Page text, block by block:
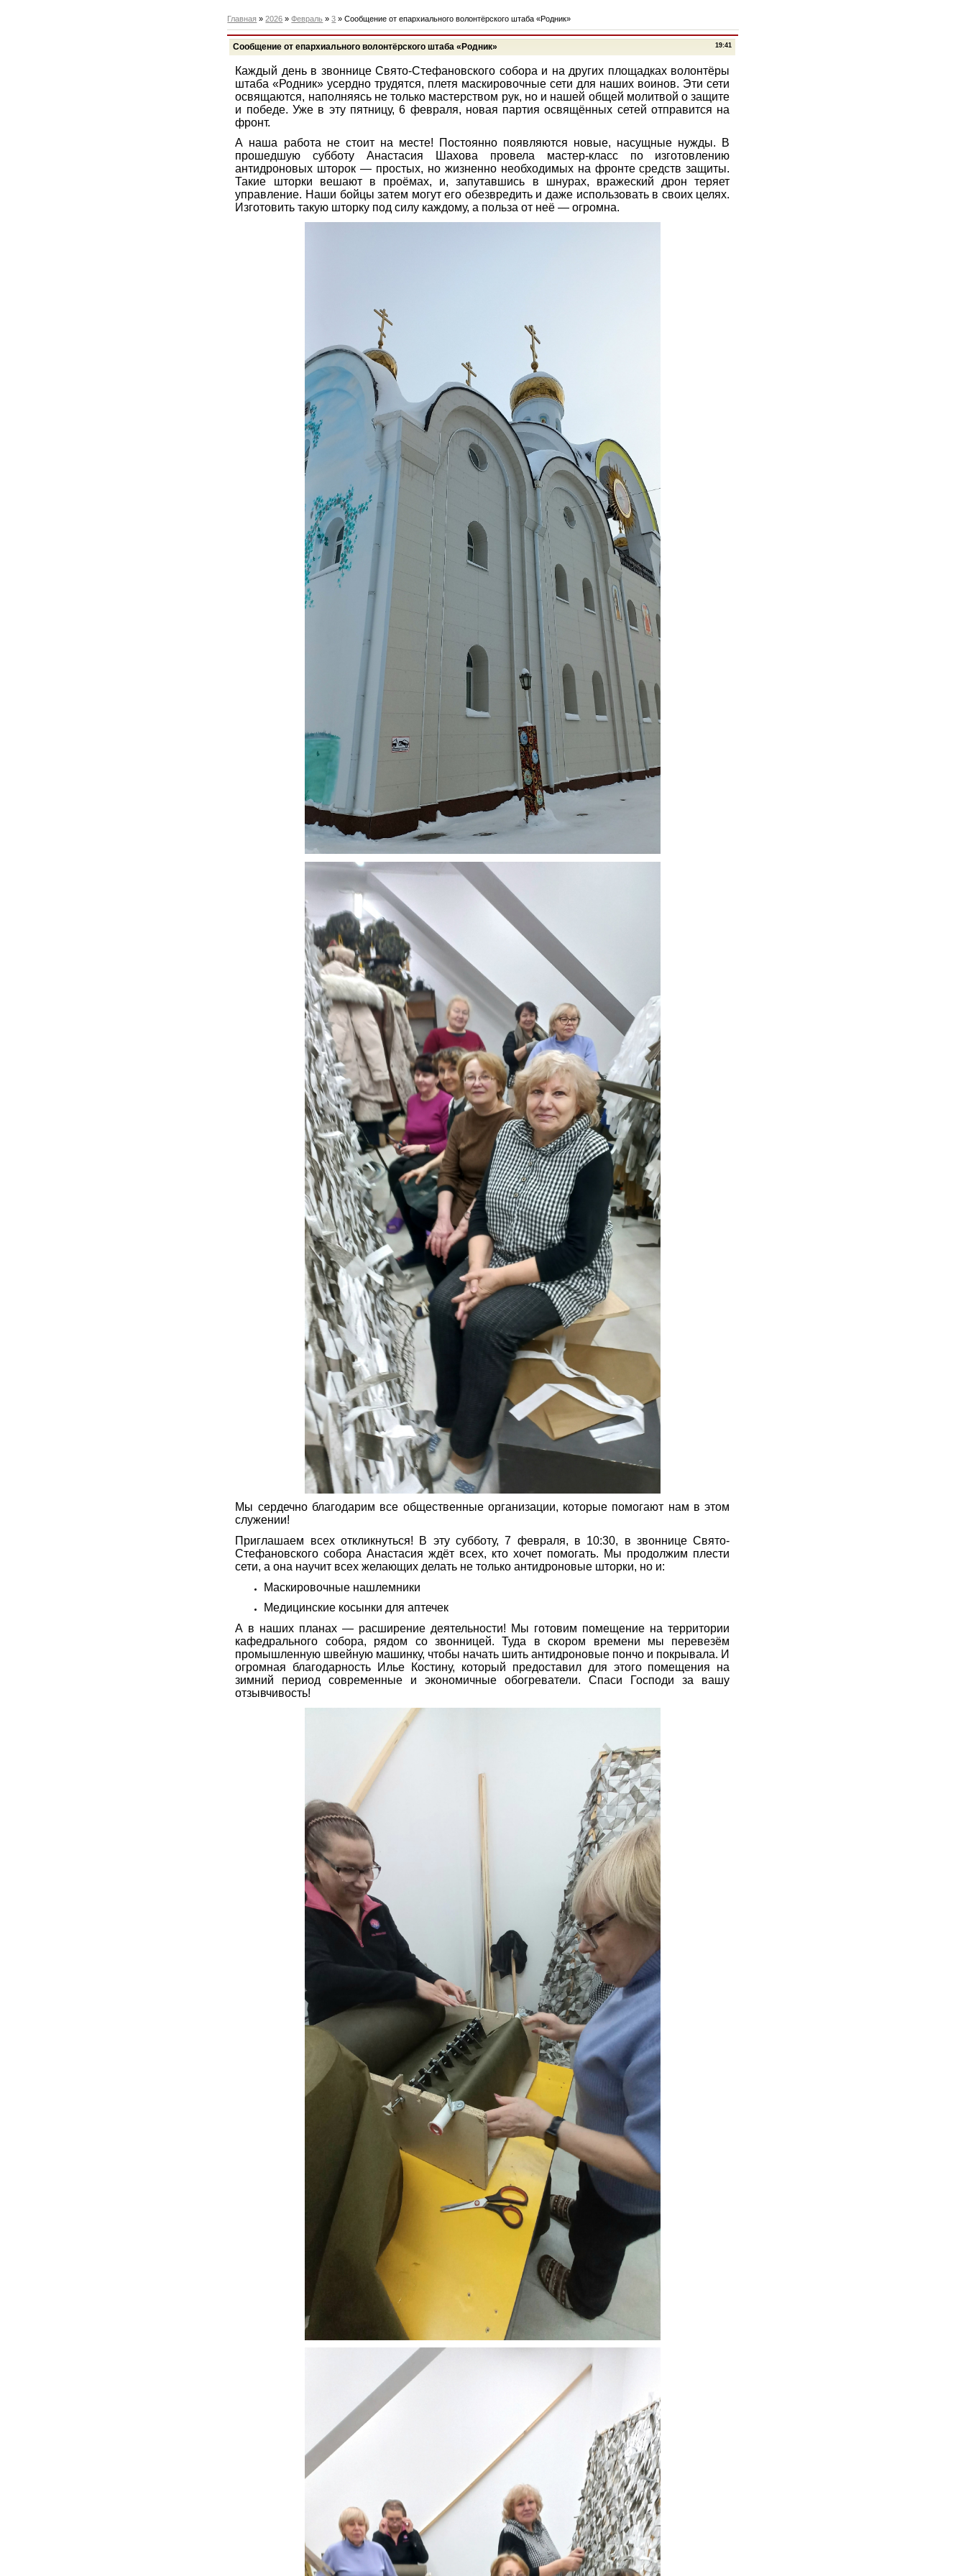
Главная »2026 » Февраль » 3 » ​​​​​​​Сообщение от епархиального волонтёрского штаба «Родник»
19:41
​​​​​​​Сообщение от епархиального волонтёрского штаба «Родник»
Каждый день в звоннице Свято-Стефановского собора и на других площадках волонтёры
штаба «Родник» усердно трудятся, плетя маскировочные сети для наших воинов. Эти сети
освящаются, наполняясь не только мастерством рук, но и нашей общей молитвой о защите
и победе. Уже в эту пятницу, 6 февраля, новая партия освящённых сетей отправится на
фронт.
А наша работа не стоит на месте! Постоянно появляются новые, насущные нужды. В
прошедшую субботу Анастасия Шахова провела мастер-класс по изготовлению
антидроновых шторок — простых, но жизненно необходимых на фронте средств защиты.
Такие шторки вешают в проёмах, и, запутавшись в шнурах, вражеский дрон теряет
управление. Наши бойцы затем могут его обезвредить и даже использовать в своих целях.
Изготовить такую шторку под силу каждому, а польза от неё — огромна.
Мы сердечно благодарим все общественные организации, которые помогают нам в этом
служении!
Приглашаем всех откликнуться! В эту субботу, 7 февраля, в 10:30, в звоннице Свято-
Стефановского собора Анастасия ждёт всех, кто хочет помогать. Мы продолжим плести
сети, а она научит всех желающих делать не только антидроновые шторки, но и:
Маскировочные нашлемники
Медицинские косынки для аптечек
А в наших планах — расширение деятельности! Мы готовим помещение на территории
кафедрального собора, рядом со звонницей. Туда в скором времени мы перевезём
промышленную швейную машинку, чтобы начать шить антидроновые пончо и покрывала. И
огромная благодарность Илье Костину, который предоставил для этого помещения на
зимний период современные и экономичные обогреватели. Спаси Господи за вашу
отзывчивость!